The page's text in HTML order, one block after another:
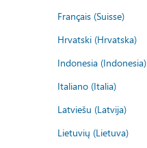
Français (Suisse)
Hrvatski (Hrvatska)
Indonesia (Indonesia)
Italiano (Italia)
Latviešu (Latvija)
Lietuvių (Lietuva)